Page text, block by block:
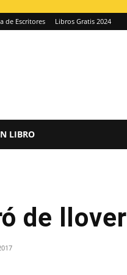
de Escritores Libros Gratis 2024
LIBRO
de llover